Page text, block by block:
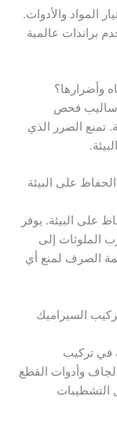
المواد والأدوات.
براندات عالمية
وأضرارها؟
فحص
تمنع الضرر الذي
على البيئة
على البيئة. يوفر
إلى
الصرف لمنع أي
السيراميك
في تركيب
وأدوات القطع
التشطيبات